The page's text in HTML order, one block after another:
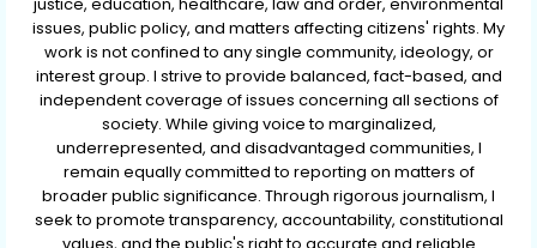
issues, public policy, and matters affecting citizens' rights. My
work is not confined to any single community, ideology, or
interest group. I strive to provide balanced, fact-based, and
independent coverage of issues concerning all sections of
society. While giving voice to marginalized,
underrepresented, and disadvantaged communities, I
remain equally committed to reporting on matters of
broader public significance. Through rigorous journalism, I
seek to promote transparency, accountability, constitutional